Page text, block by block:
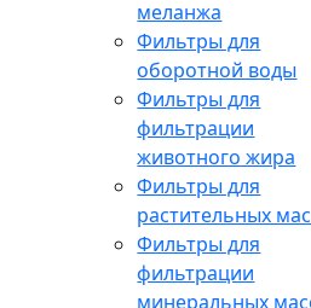
меланжа
Фильтры для
оборотной воды
Фильтры для
фильтрации
животного жира
Фильтры для
растительных
Фильтры для
фильтрации
минеральных